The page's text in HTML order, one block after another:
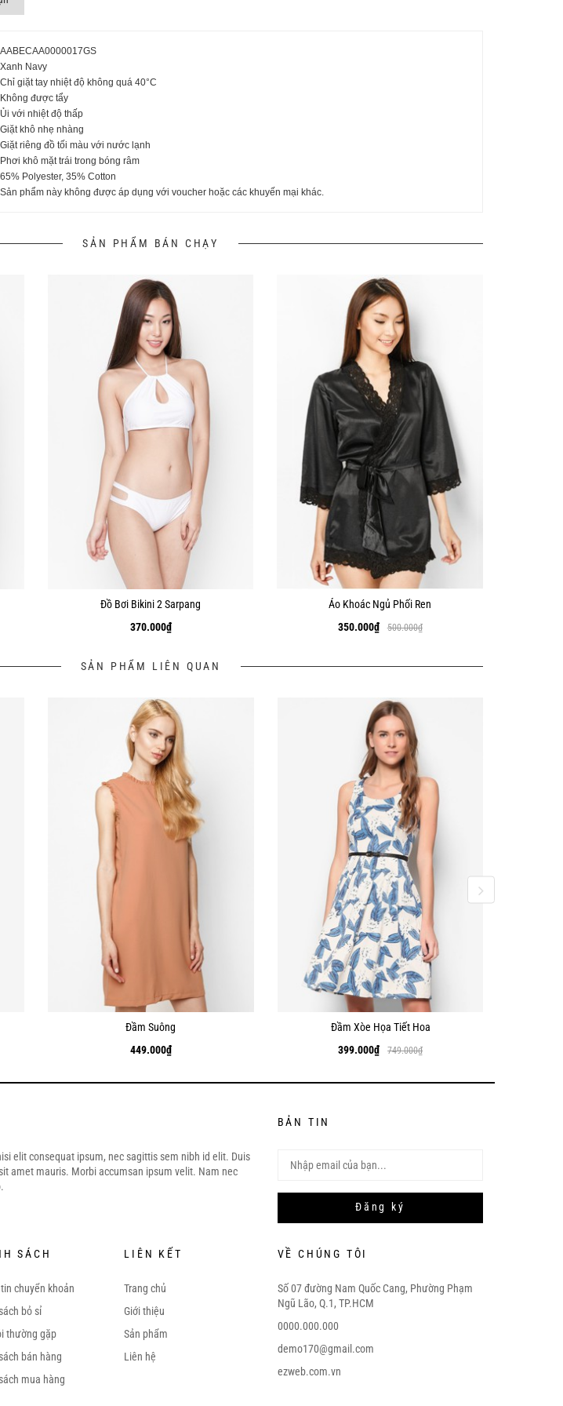
AABECAA0000017GS
Xanh Navy
Chỉ giặt tay nhiệt độ không quá 40°C
Không được tẩy
Ủi với nhiệt độ thấp
Giặt khô nhẹ nhàng
Giặt riêng đồ tối màu với nước lạnh
Phơi khô mặt trái trong bóng râm
65% Polyester, 35% Cotton
Sản phẩm này không được áp dụng với voucher hoặc các khuyến mại khác.
SẢN PHẨM BÁN CHẠY
Đồ Bơi Bikini 2 Sarpang
370.000₫
Áo Khoác Ngủ Phối Ren
350.000₫ 500.000₫
SẢN PHẨM LIÊN QUAN
Đầm Suông
449.000₫
Đầm Xòe Họa Tiết Hoa
399.000₫ 749.000₫
elit consequat ipsum, nec sagittis sem nibh id elit. Duis
amet mauris. Morbi accumsan ipsum velit. Nam nec
BẢN TIN
Đăng ký
SÁCH
chuyển khoản
bỏ sỉ
thường gặp
bán hàng
mua hàng
LIÊN KẾT
Trang chủ
Giới thiệu
Sản phẩm
Liên hệ
VỀ CHÚNG TÔI
Số 07 đường Nam Quốc Cang, Phường Phạm
Ngũ Lão, Q.1, TP.HCM
0000.000.000
demo170@gmail.com
ezweb.com.vn